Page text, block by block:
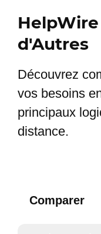
d'Autres
Découvrez
vos besoins
principaux
distance.
Comparer